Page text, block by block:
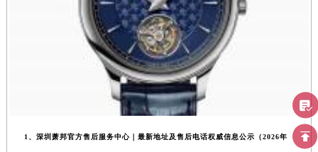
1、深圳萧邦官方售后服务中心｜最新地址及售后电话权威信息公示（2026年